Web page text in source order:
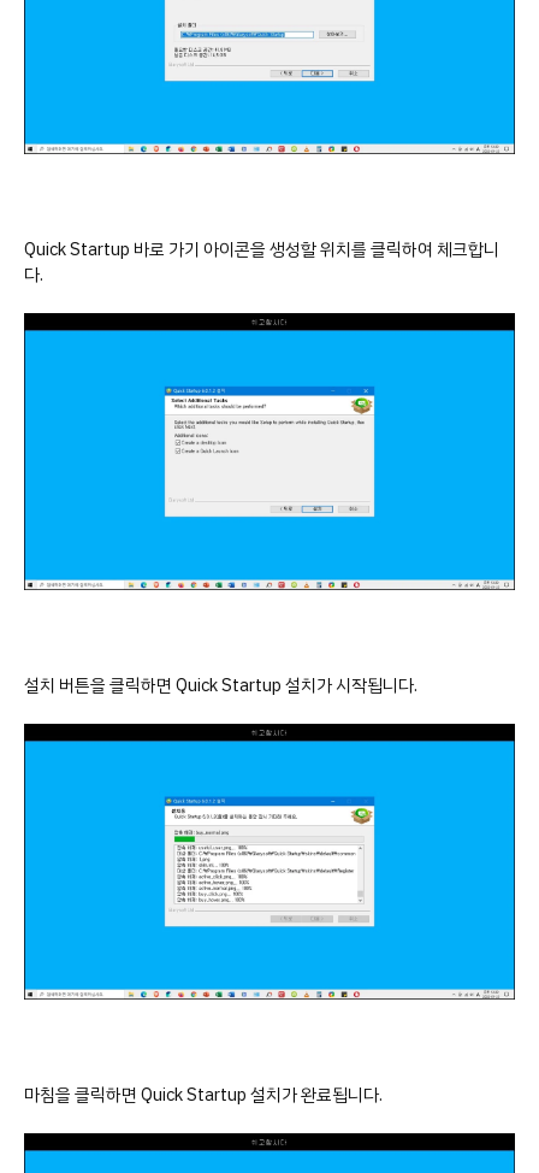
Quick Startup 바로 가기 아이콘을 생성할 위치를 클릭하여 체크합니
다.
설치 버튼을 클릭하면 Quick Startup 설치가 시작됩니다.
마침을 클릭하면 Quick Startup 설치가 완료됩니다.